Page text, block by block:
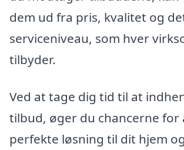
dem ud fra pris, kvalitet og
serviceniveau, som hver
tilbyder.
Ved at tage dig tid til at
tilbud, øger du chancerne for
perfekte løsning til dit hjem